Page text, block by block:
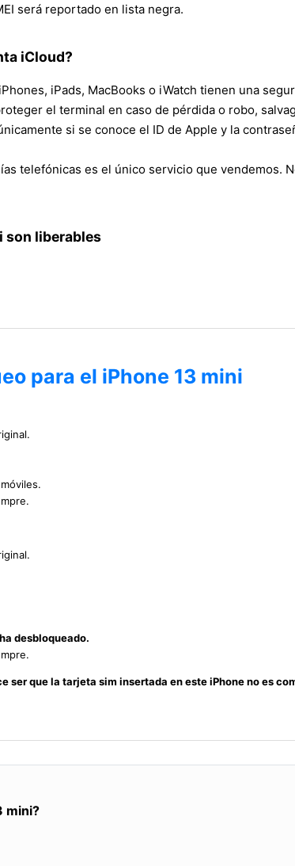
será reportado en lista negra.
iCloud?
iPads, MacBooks o iWatch tienen una
el terminal en caso de pérdida o robo,
si se conoce el ID de Apple y la
telefónicas es el único servicio que
son liberables
para el iPhone 13 mini
desbloqueado.
ser que la tarjeta sim insertada en este iPhone no es
mini?